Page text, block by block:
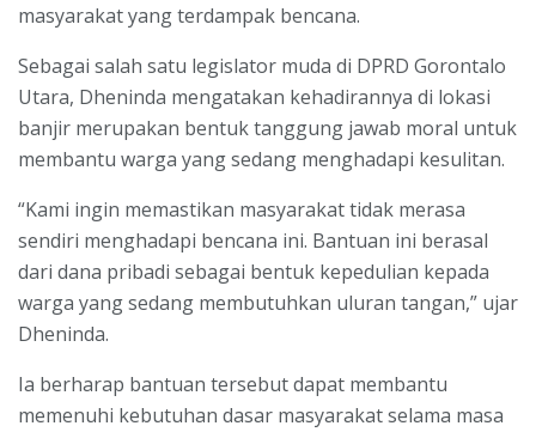
masyarakat yang terdampak bencana.
Sebagai salah satu legislator muda di DPRD Gorontalo
Utara, Dheninda mengatakan kehadirannya di lokasi
banjir merupakan bentuk tanggung jawab moral untuk
membantu warga yang sedang menghadapi kesulitan.
“Kami ingin memastikan masyarakat tidak merasa
sendiri menghadapi bencana ini. Bantuan ini berasal
dari dana pribadi sebagai bentuk kepedulian kepada
warga yang sedang membutuhkan uluran tangan,” ujar
Dheninda.
Ia berharap bantuan tersebut dapat membantu
memenuhi kebutuhan dasar masyarakat selama masa